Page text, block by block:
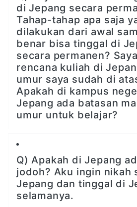
di Jepang secara
Tahap-tahap apa saja
dilakukan dari awal
benar bisa tinggal di
secara permanen?
rencana kuliah di
umur saya sudah di
Apakah di kampus
Jepang ada batasan
umur untuk belajar?
Q) Apakah di Jepang
jodoh? Aku ingin nikah
Jepang dan tinggal di
selamanya.